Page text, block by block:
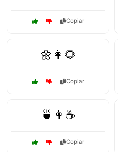
Copiar
🌼👩🌻
Copiar
🍵👩☕
Copiar